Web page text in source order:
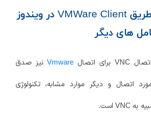
3) اتصال از طریق VMWare Client در ویندوز
های دیگر
VNCبرای اتصال Vmware نیز صدق
اتصال و دیگر موارد مشابه، تکنولوژی
بهVNC است.